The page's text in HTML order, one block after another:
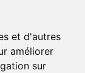
et d'autres
améliorer
sur
supérieur à 130
facturé 5
d'un certificat